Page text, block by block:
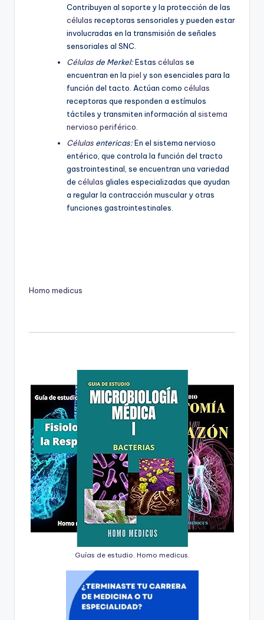
Contribuyen al soporte y la protección de las
células receptoras sensoriales y pueden estar
involucradas en la transmisión de señales
sensoriales al SNC.
Células de Merkel:Estas células se
encuentran en la piel y son esenciales para la
función del tacto. Actúan como células
receptoras que responden a estímulos
táctiles y transmiten información al sistema
nervioso periférico
Células entericas:En el sistema nervioso
entérico, que controla la función del tracto
gastrointestinal, se encuentran una variedad
de células gliales especializadas que ayudan
a regular la contracción muscular y otras
funciones gastrointestinales.
Homo medicus
Guías de estudio. Homo medicus.